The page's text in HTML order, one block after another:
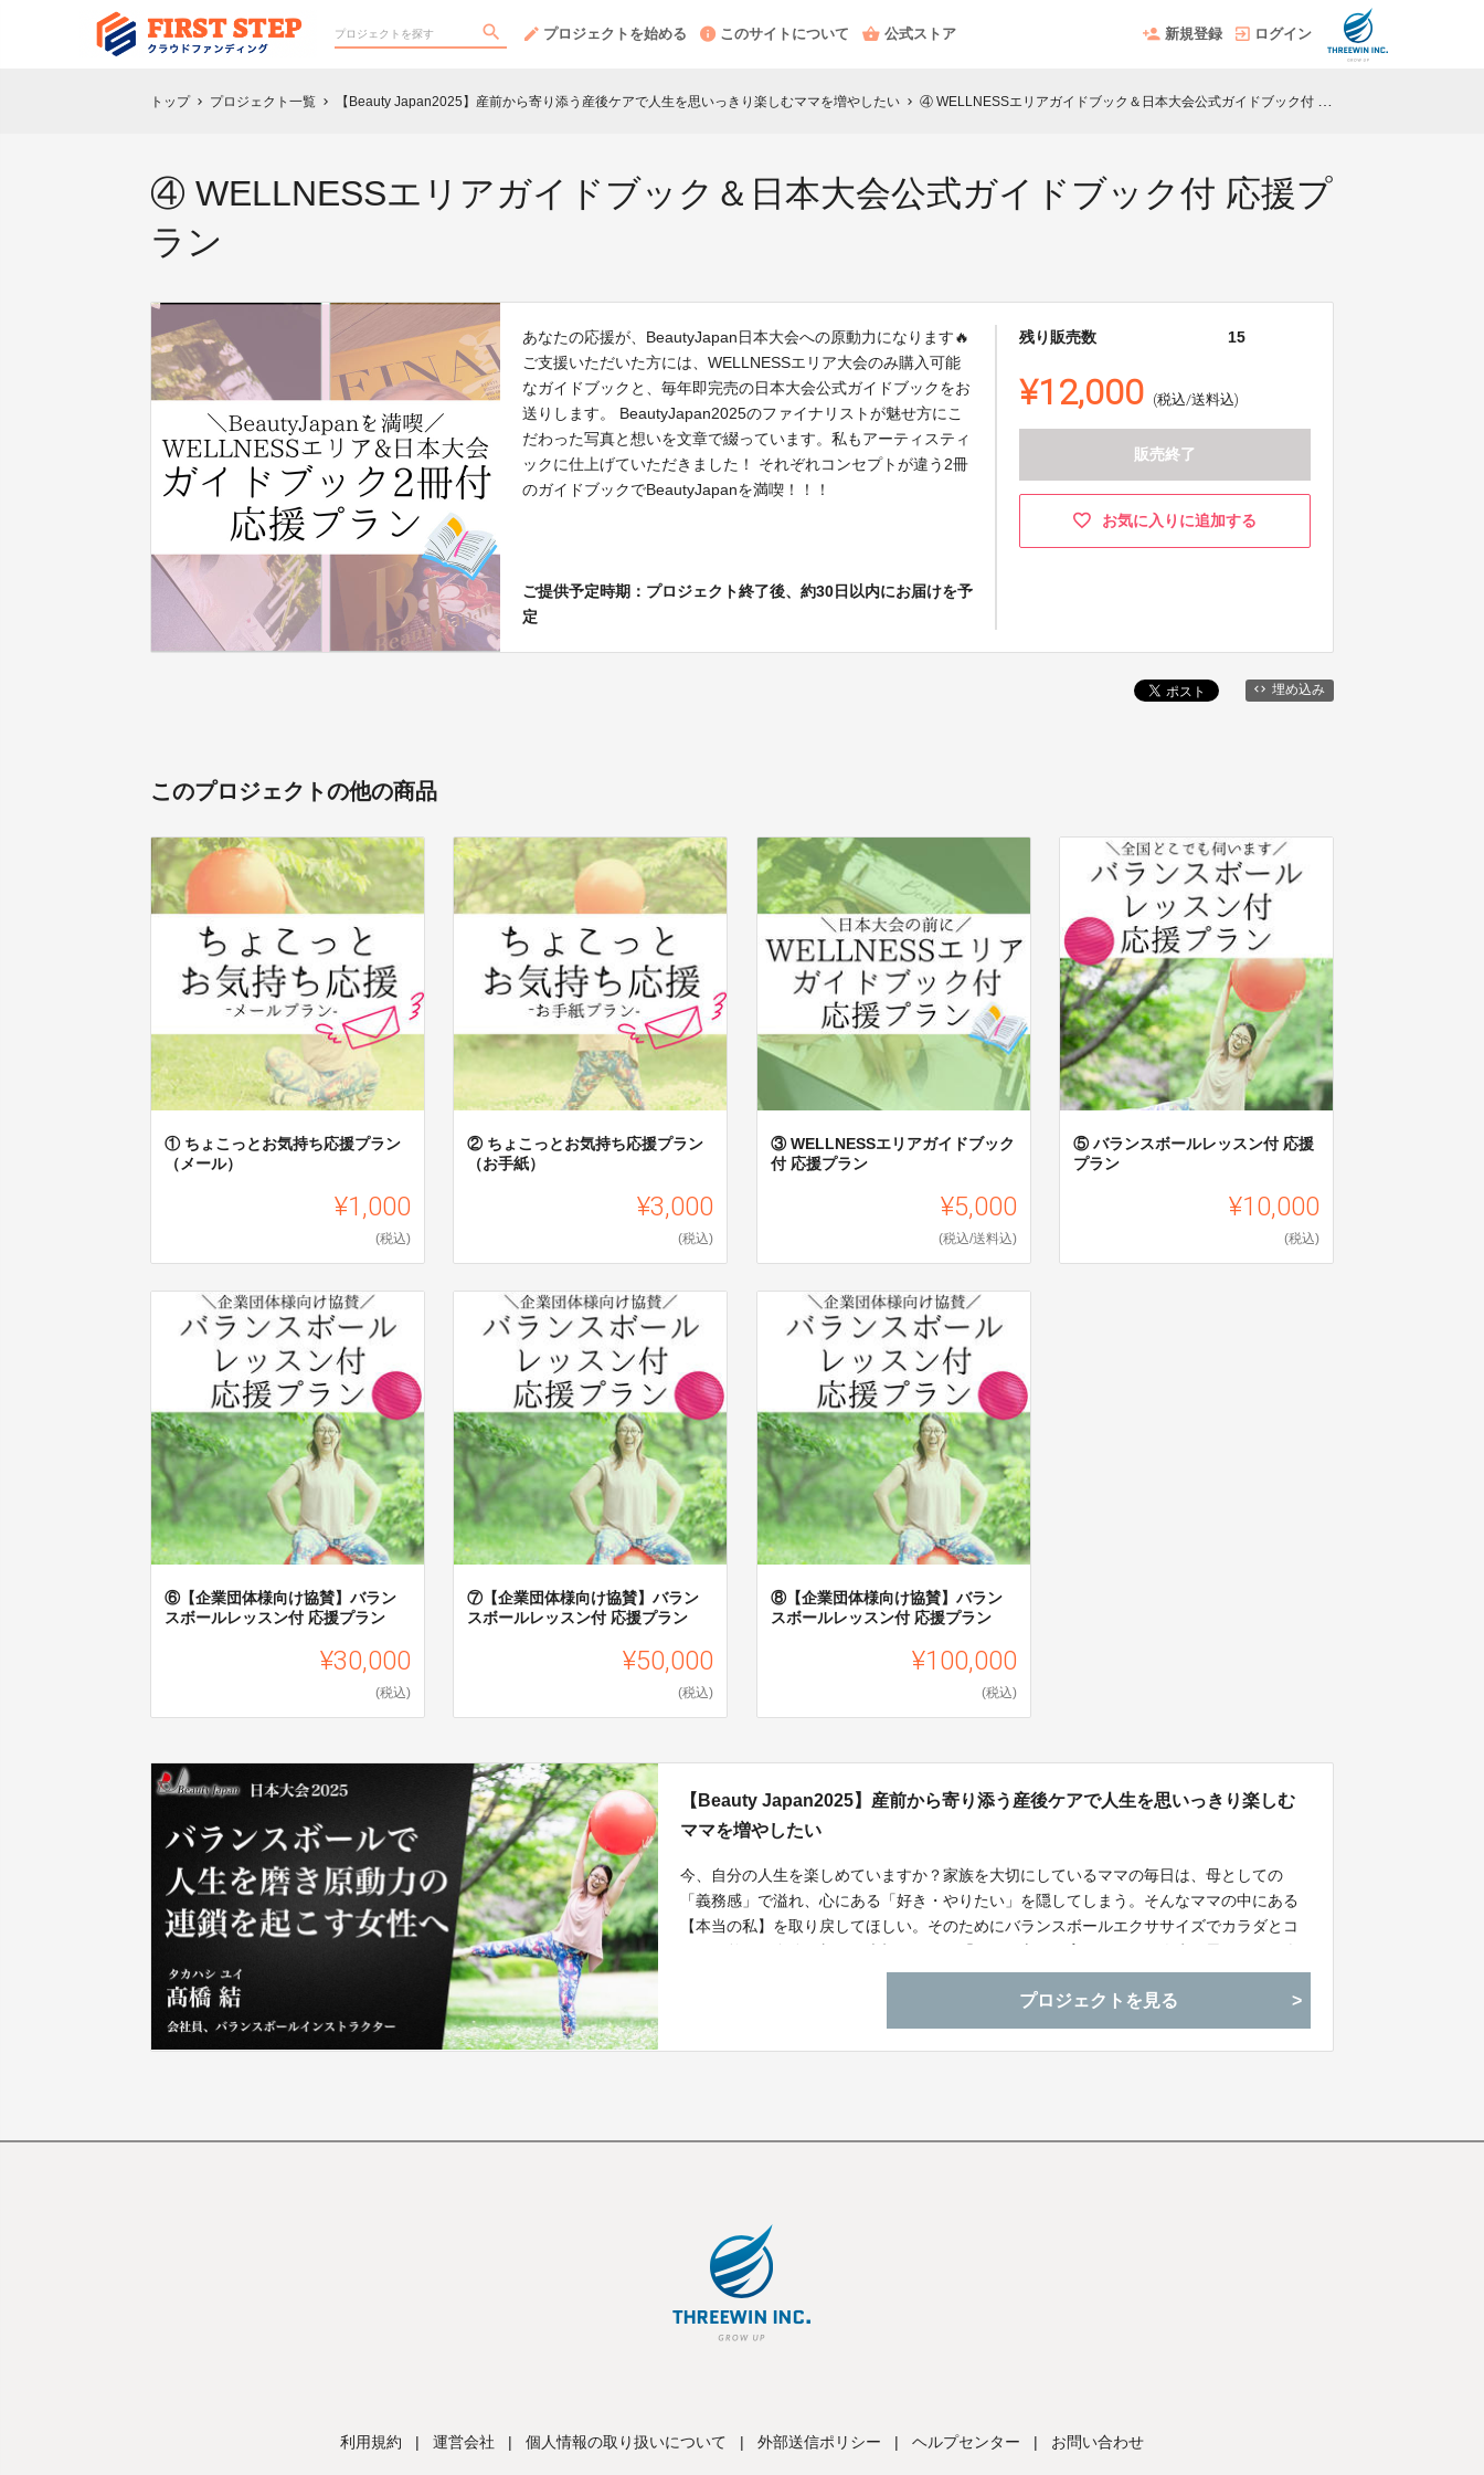
プロジェクトを始める このサイトについて 公式ストア 新規登録 ログイン
トップ chevron_right プロジェクト一覧 chevron_right 【Beauty Japan2025】産前から寄り添う産後ケアで人生を思いっきり楽しむママを増やしたい chevron_right ④ WELLNESSエリアガイドブック＆日本大会公式ガイドブック付 応援プラン
④ WELLNESSエリアガイドブック＆日本大会公式ガイドブック付 応援プ
ラン
あなたの応援が、BeautyJapan日本大会への原動力になります🔥
ご支援いただいた方には、WELLNESSエリア大会のみ購入可能
なガイドブックと、毎年即完売の日本大会公式ガイドブックをお
送りします。 BeautyJapan2025のファイナリストが魅せ方にこ
だわった写真と想いを文章で綴っています。私もアーティスティ
ックに仕上げていただきました！ それぞれコンセプトが違う2冊
のガイドブックでBeautyJapanを満喫！！！
ご提供予定時期：プロジェクト終了後、約30日以内にお届けを予
定
残り販売数 15
¥12,000 (税込/送料込)
販売終了
お気に入りに追加する
埋め込み
このプロジェクトの他の商品
① ちょこっとお気持ち応援プラン
（メール）
¥1,000
(税込)
② ちょこっとお気持ち応援プラン
（お手紙）
¥3,000
(税込)
③ WELLNESSエリアガイドブック
付 応援プラン
¥5,000
(税込/送料込)
⑤ バランスボールレッスン付 応援
プラン
¥10,000
(税込)
⑥【企業団体様向け協賛】バラン
スボールレッスン付 応援プラン
¥30,000
(税込)
⑦【企業団体様向け協賛】バラン
スボールレッスン付 応援プラン
¥50,000
(税込)
⑧【企業団体様向け協賛】バラン
スボールレッスン付 応援プラン
¥100,000
(税込)
【Beauty Japan2025】産前から寄り添う産後ケアで人生を思いっきり楽しむ
ママを増やしたい
今、自分の人生を楽しめていますか？家族を大切にしているママの毎日は、母としての
「義務感」で溢れ、心にある「好き・やりたい」を隠してしまう。そんなママの中にある
【本当の私】を取り戻してほしい。そのためにバランスボールエクササイズでカラダとコ
しむママを増やす！そして『産前から寄りそう産後ケア』をカタチにする！この私の想い
をBeauty Japan2025でプレゼンさせてください。プロジェクトを見る
利用規約 | 運営会社 | 個人情報の取り扱いについて | 外部送信ポリシー | ヘルプセンター | お問い合わせ